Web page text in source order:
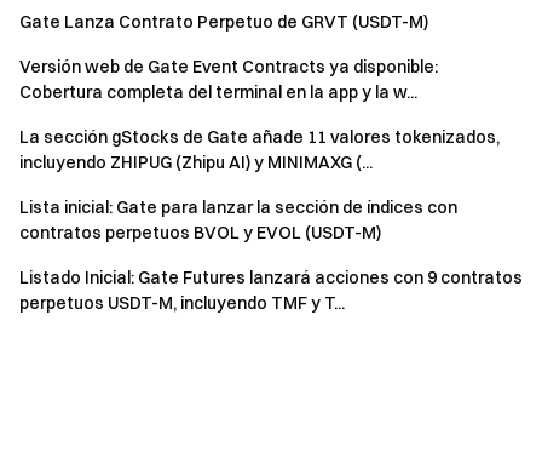
Gate Lanza Contrato Perpetuo de GRVT (USDT-M)
Versión web de Gate Event Contracts ya disponible:
Cobertura completa del terminal en la app y la w...
La sección gStocks de Gate añade 11 valores tokenizados,
incluyendo ZHIPUG (Zhipu AI) y MINIMAXG (...
Lista inicial: Gate para lanzar la sección de índices con
contratos perpetuos BVOL y EVOL (USDT-M)
Listado Inicial: Gate Futures lanzará acciones con 9 contratos
perpetuos USDT-M, incluyendo TMF y T...